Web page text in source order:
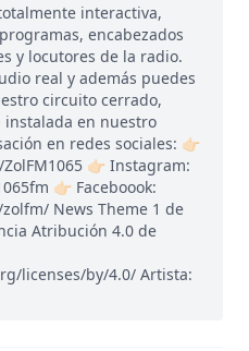
interactiva,
encabezados
y locutores de la radio.
real y además puedes
circuito cerrado,
instalada en nuestro
en redes sociales: 👉🏻
👉🏻 Instagram:
👉🏻 Faceboook:
News Theme 1 de
Atribución 4.0 de
licenses/by/4.0/ Artista: